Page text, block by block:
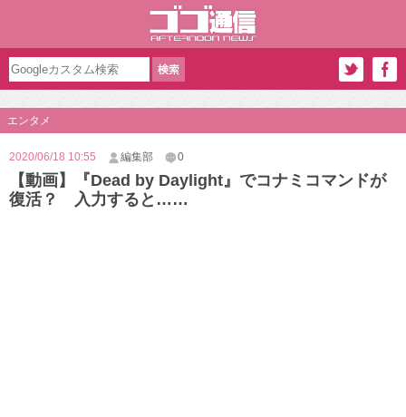
エンタメ
2020/06/18 10:55 編集部 0
【動画】『Dead by Daylight』でコナミコマンドが
復活？ 入力すると……